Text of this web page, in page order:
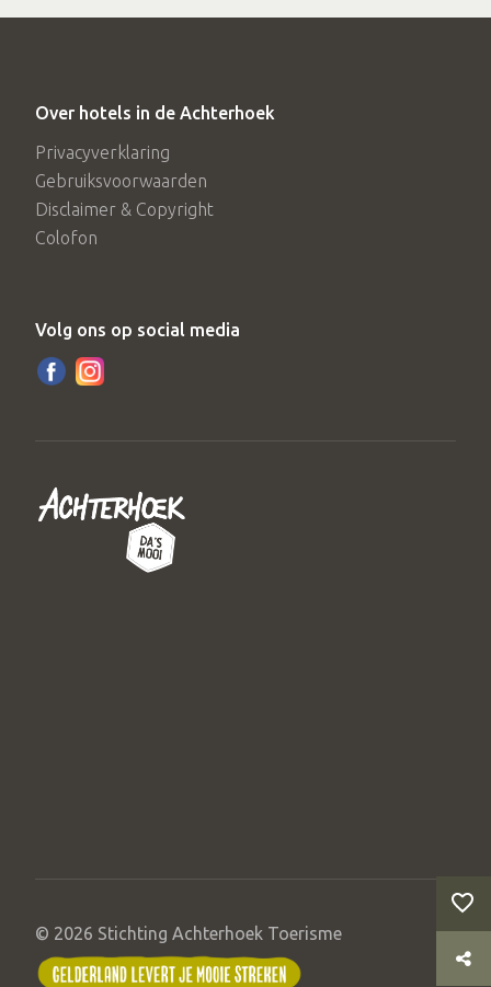
Over hotels in de Achterhoek
Privacyverklaring
Gebruiksvoorwaarden
Disclaimer & Copyright
Colofon
Volg ons op social media
© 2026 Stichting Achterhoek Toerisme